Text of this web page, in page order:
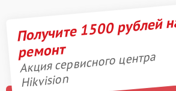
Получите 1500 рублей
ремонт
Акция сервисного центра
Hikvision